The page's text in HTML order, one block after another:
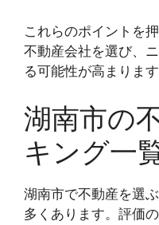
これらのポイントを
不動産会社を選び、
る可能性が高まります
湖南市の
キング一
湖南市で不動産を選
多くあります。評価